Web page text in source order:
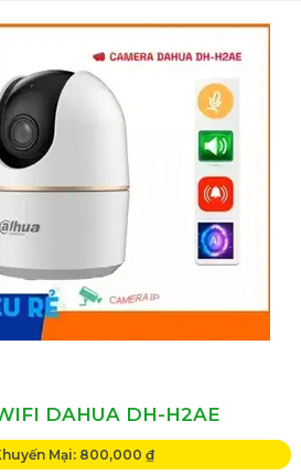
DAHUA DH-H2AE
Mại: 800,000 ₫